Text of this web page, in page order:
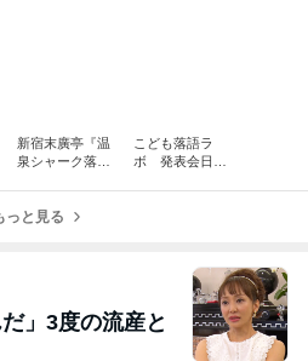
新宿末廣亭『温
泉シャーク落
語化
こども落語ラ
ボ 発表会日程
っと見る
」3度の流産と